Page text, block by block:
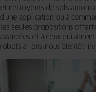
et nettoyeurs de sols
d’une application, ou à
les seules propositions
avancées et à ceux qui
robots allons-nous bientôt